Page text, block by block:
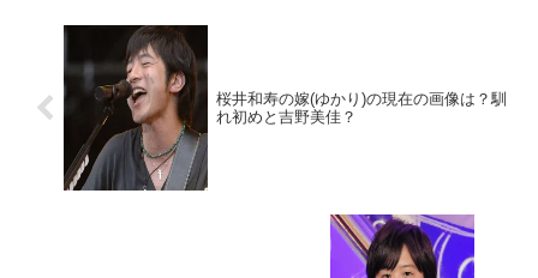
桜井和寿の嫁(ゆかり)の現在の画像は？馴
れ初めと吉野美佳？